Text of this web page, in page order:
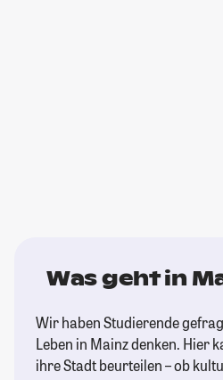
Was geht in
Wir haben Studierende
Leben in Mainz denken. Hier
ihre Stadt beurteilen – ob